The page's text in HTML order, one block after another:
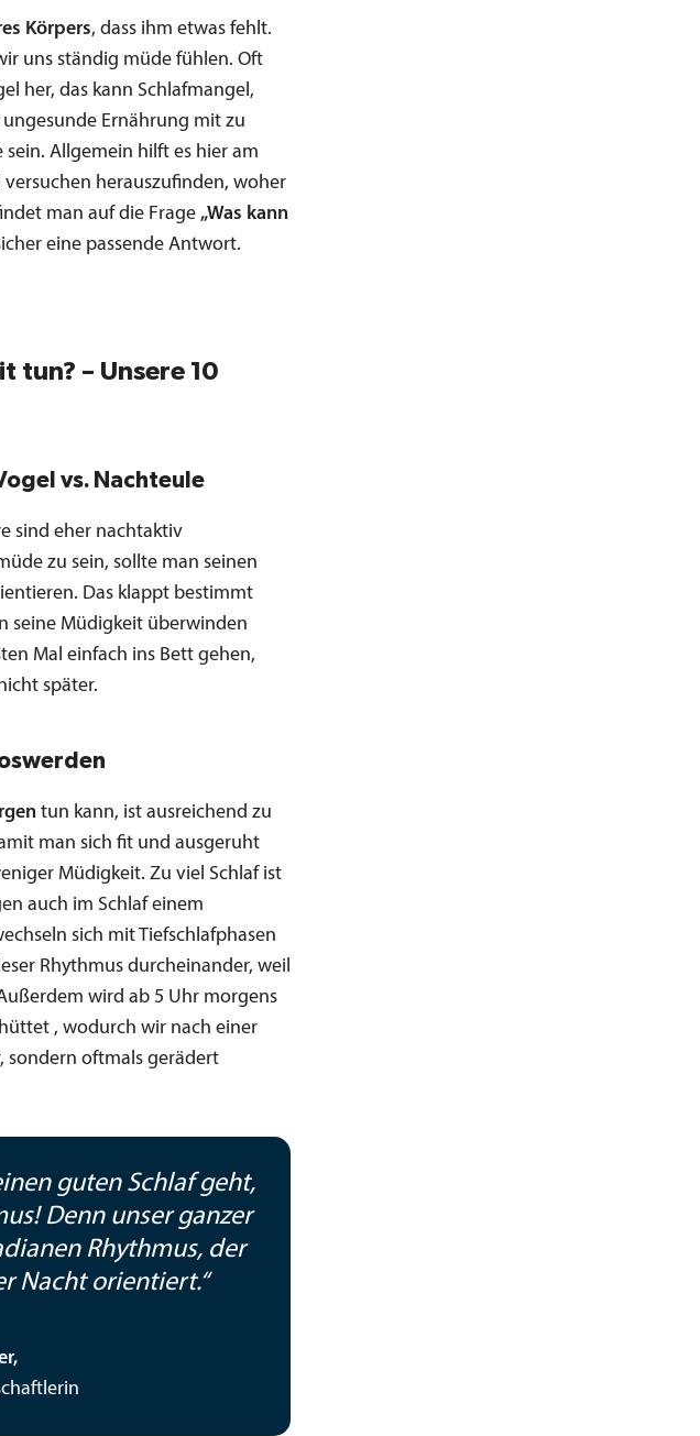
Körpers, dass ihm etwas fehlt.
uns ständig müde fühlen. Oft
her, das kann Schlafmangel,
Ernährung mit zu
Allgemein hilft es hier am
herauszufinden, woher
man auf die Frage „Was kann
eine passende Antwort.
tun? – Unsere 10
vs. Nachteule
sind eher nachtaktiv
zu sein, sollte man seinen
Das klappt bestimmt
seine Müdigkeit überwinden
Mal einfach ins Bett gehen,
später.
tun kann, ist ausreichend zu
man sich fit und ausgeruht
Müdigkeit. Zu viel Schlaf ist
auch im Schlaf einem
sich mit Tiefschlafphasen
Rhythmus durcheinander, weil
wird ab 5 Uhr morgens
, wodurch wir nach einer
sondern oftmals gerädert
guten Schlaf geht,
Denn unser ganzer
Rhythmus, der
Nacht orientiert.“